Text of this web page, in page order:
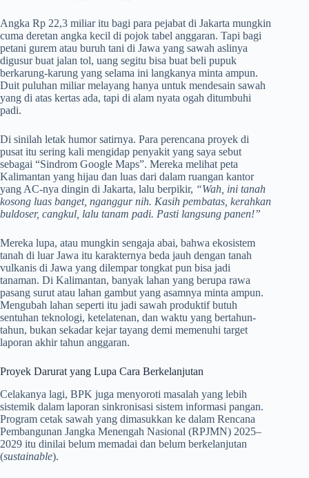
Angka Rp 22,3 miliar itu bagi para pejabat di Jakarta mungkin
cuma deretan angka kecil di pojok tabel anggaran. Tapi bagi
petani gurem atau buruh tani di Jawa yang sawah aslinya
digusur buat jalan tol, uang segitu bisa buat beli pupuk
berkarung-karung yang selama ini langkanya minta ampun.
Duit puluhan miliar melayang hanya untuk mendesain sawah
yang di atas kertas ada, tapi di alam nyata ogah ditumbuhi
padi.
Di sinilah letak humor satirnya. Para perencana proyek di
pusat itu sering kali mengidap penyakit yang saya sebut
sebagai “Sindrom Google Maps”. Mereka melihat peta
Kalimantan yang hijau dan luas dari dalam ruangan kantor
yang AC-nya dingin di Jakarta, lalu berpikir, “Wah, ini tanah
kosong luas banget, nganggur nih. Kasih pembatas, kerahkan
buldoser, cangkul, lalu tanam padi. Pasti langsung panen!”
Mereka lupa, atau mungkin sengaja abai, bahwa ekosistem
tanah di luar Jawa itu karakternya beda jauh dengan tanah
vulkanis di Jawa yang dilempar tongkat pun bisa jadi
tanaman. Di Kalimantan, banyak lahan yang berupa rawa
pasang surut atau lahan gambut yang asamnya minta ampun.
Mengubah lahan seperti itu jadi sawah produktif butuh
sentuhan teknologi, ketelatenan, dan waktu yang bertahun-
tahun, bukan sekadar kejar tayang demi memenuhi target
laporan akhir tahun anggaran.
Proyek Darurat yang Lupa Cara Berkelanjutan
Celakanya lagi, BPK juga menyoroti masalah yang lebih
sistemik dalam laporan sinkronisasi sistem informasi pangan.
Program cetak sawah yang dimasukkan ke dalam Rencana
Pembangunan Jangka Menengah Nasional (RPJMN) 2025–
2029 itu dinilai belum memadai dan belum berkelanjutan
(sustainable).